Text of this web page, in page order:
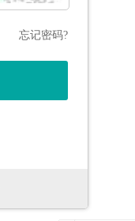
忘记密码?